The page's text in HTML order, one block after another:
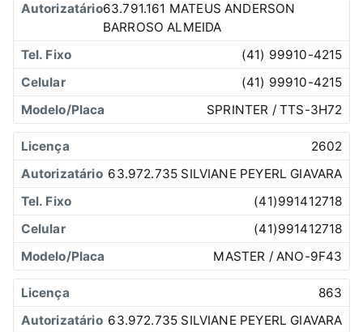
63.791.161 MATEUS ANDERSON
BARROSO ALMEIDA
(41) 99910-4215
(41) 99910-4215
SPRINTER / TTS-3H72
2602
63.972.735 SILVIANE PEYERL GIAVARA
(41)991412718
(41)991412718
MASTER / ANO-9F43
863
63.972.735 SILVIANE PEYERL GIAVARA